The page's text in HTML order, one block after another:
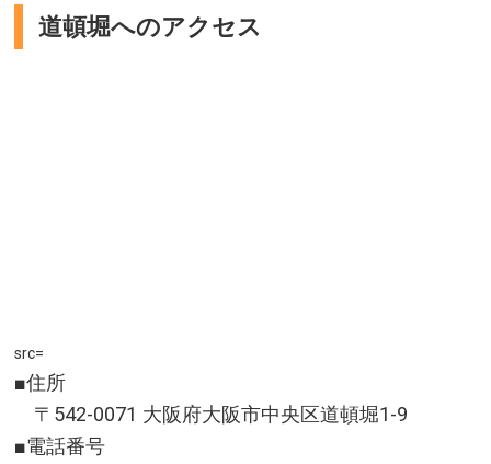
道頓堀へのアクセス
src=
■住所
〒542-0071 大阪府大阪市中央区道頓堀1-9
■電話番号